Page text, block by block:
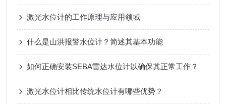
激光水位计的工作原理与应用领域
什么是山洪报警水位计？简述其基本功能
如何正确安装SEBA雷达水位计以确保其正常工作？
激光水位计相比传统水位计有哪些优势？